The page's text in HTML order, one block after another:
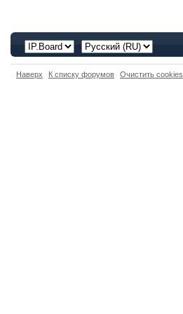
Наверх К списку форумов Очистить cookies